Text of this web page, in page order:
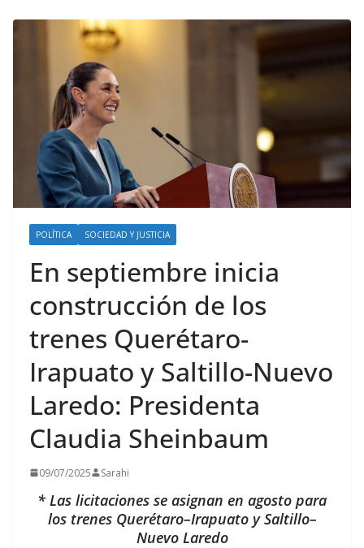
POLÍTICA SOCIEDAD Y JUSTICIA
En septiembre inicia
construcción de los
trenes Querétaro-
Irapuato y Saltillo-Nuevo
Laredo: Presidenta
Claudia Sheinbaum
09/07/2025 Sarahi
* Las licitaciones se asignan en agosto para
los trenes Querétaro–Irapuato y Saltillo–
Nuevo Laredo